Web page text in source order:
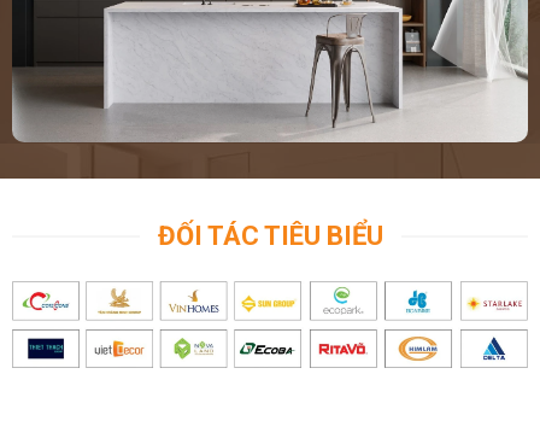
ĐỐI TÁC TIÊU BIỂU